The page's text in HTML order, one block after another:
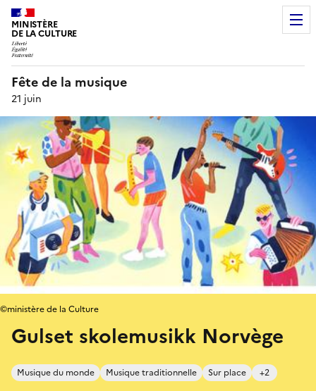
MINISTÈRE
DE LA CULTURE
Fête de la musique
21 juin
Gulset skolemusikk Norvège
Musique du monde Musique traditionnelle Sur place +2
©ministère de la Culture